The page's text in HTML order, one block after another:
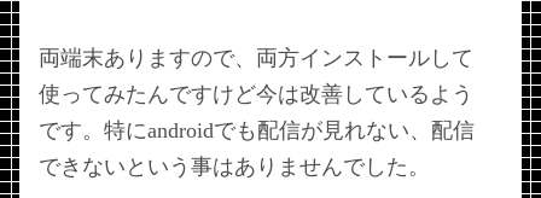
両端末ありますので、両方インストールして
使ってみたんですけど今は改善しているよう
です。特にandroidでも配信が見れない、配信
できないという事はありませんでした。